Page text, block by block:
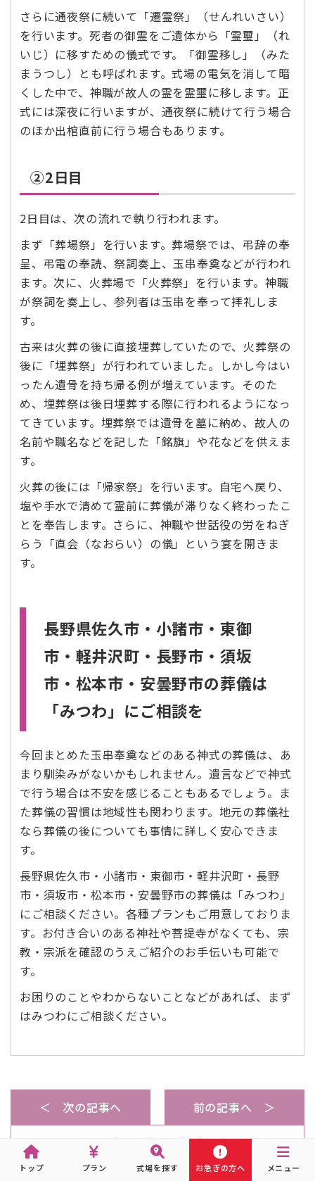
トップ プラン 式場を探す お急ぎの方へ メニュー
さらに通夜祭に続いて「遷霊祭」（せんれいさい）
を行います。死者の御霊をご遺体から「霊璽」（れ
いじ）に移すための儀式です。「御霊移し」（みた
まうつし）とも呼ばれます。式場の電気を消して暗
くした中で、神職が故人の霊を霊璽に移します。正
式には深夜に行いますが、通夜祭に続けて行う場合
のほか出棺直前に行う場合もあります。
②2日目
2日目は、次の流れで執り行われます。
まず「葬場祭」を行います。葬場祭では、弔辞の奉
呈、弔電の奉読、祭詞奏上、玉串奉奠などが行われ
ます。次に、火葬場で「火葬祭」を行います。神職
が祭詞を奏上し、参列者は玉串を奉って拝礼しま
す。
古来は火葬の後に直接埋葬していたので、火葬祭の
後に「埋葬祭」が行われていました。しかし今はい
ったん遺骨を持ち帰る例が増えています。そのた
め、埋葬祭は後日埋葬する際に行われるようになっ
てきています。埋葬祭では遺骨を墓に納め、故人の
名前や職名などを記した「銘旗」や花などを供えま
す。
火葬の後には「帰家祭」を行います。自宅へ戻り、
塩や手水で清めて霊前に葬儀が滞りなく終わったこ
とを奉告します。さらに、神職や世話役の労をねぎ
らう「直会（なおらい）の儀」という宴を開きま
す。
長野県佐久市・小諸市・東御
市・軽井沢町・長野市・須坂
市・松本市・安曇野市の葬儀は
「みつわ」にご相談を
今回まとめた玉串奉奠などのある神式の葬儀は、あ
まり馴染みがないかもしれません。遺言などで神式
で行う場合は不安を感じることもあるでしょう。ま
た葬儀の習慣は地域性も関わります。地元の葬儀社
なら葬儀の後についても事情に詳しく安心できま
す。
長野県佐久市・小諸市・東御市・軽井沢町・長野
市・須坂市・松本市・安曇野市の葬儀は「みつわ」
にご相談ください。各種プランもご用意しておりま
す。お付き合いのある神社や菩提寺がなくても、宗
教・宗派を確認のうえご紹介のお手伝いも可能で
す。
お困りのことやわからないことなどがあれば、まず
はみつわにご相談ください。
＜ 次の記事へ
長野市の葬儀の豆知識一覧
前の記事へ ＞